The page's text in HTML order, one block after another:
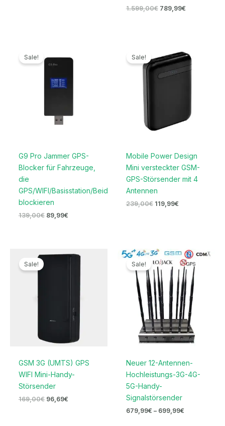
1.599,00€ 789,99€
Sale!
G9 Pro Jammer GPS-
Blocker für Fahrzeuge,
die
GPS/WIFI/Basisstation/Beidou
blockieren
139,00€
war:
89,99€
ist:
Sale!
Mobile Power Design
Mini versteckter GSM-
GPS-Störsender mit 4
Antennen
239,00€
Preis
war:
239,00€
119,99€
Preis
ist:
119,99€.
Sale!
GSM 3G (UMTS) GPS
WIFI Mini-Handy-
Störsender
169,00€
Ursprünglicher
96,69€
Aktueller
Sale!
Neuer 12-Antennen-
Hochleistungs-3G-4G-
5G-Handy-
Signalstörsender
679,99€ – 699,99€
Preisspanne:
679,99€
bis
699,99€